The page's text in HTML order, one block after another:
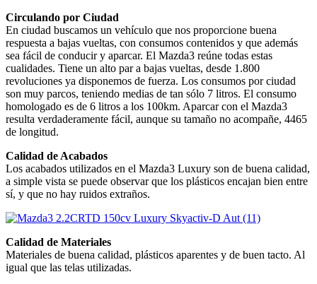
Circulando por Ciudad
En ciudad buscamos un vehículo que nos proporcione buena
respuesta a bajas vueltas, con consumos contenidos y que además
sea fácil de conducir y aparcar. El Mazda3 reúne todas estas
cualidades. Tiene un alto par a bajas vueltas, desde 1.800
revoluciones ya disponemos de fuerza. Los consumos por ciudad
son muy parcos, teniendo medias de tan sólo 7 litros. El consumo
homologado es de 6 litros a los 100km. Aparcar con el Mazda3
resulta verdaderamente fácil, aunque su tamaño no acompañe, 4465
de longitud.
Calidad de Acabados
Los acabados utilizados en el Mazda3 Luxury son de buena calidad,
a simple vista se puede observar que los plásticos encajan bien entre
sí, y que no hay ruidos extraños.
Calidad de Materiales
Materiales de buena calidad, plásticos aparentes y de buen tacto. Al
igual que las telas utilizadas.